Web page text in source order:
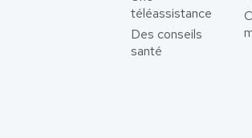
téléassistance
Des conseils
santé